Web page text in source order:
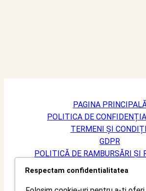
PAGINA
POLITICA DE
TERMENI ȘI
GDPR
POLITICĂ DE RAMBURSĂRI ȘI
LIVRARE
CONTACT
Respectam confidentialitatea